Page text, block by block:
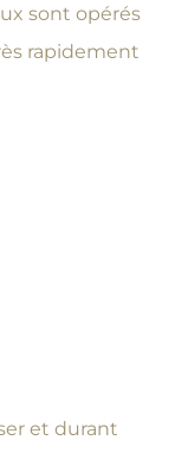
sont opérés
rapidement
et durant